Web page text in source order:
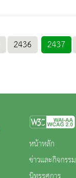
2436 2437
หน้าหลัก
ข่าวและกิจกรรม